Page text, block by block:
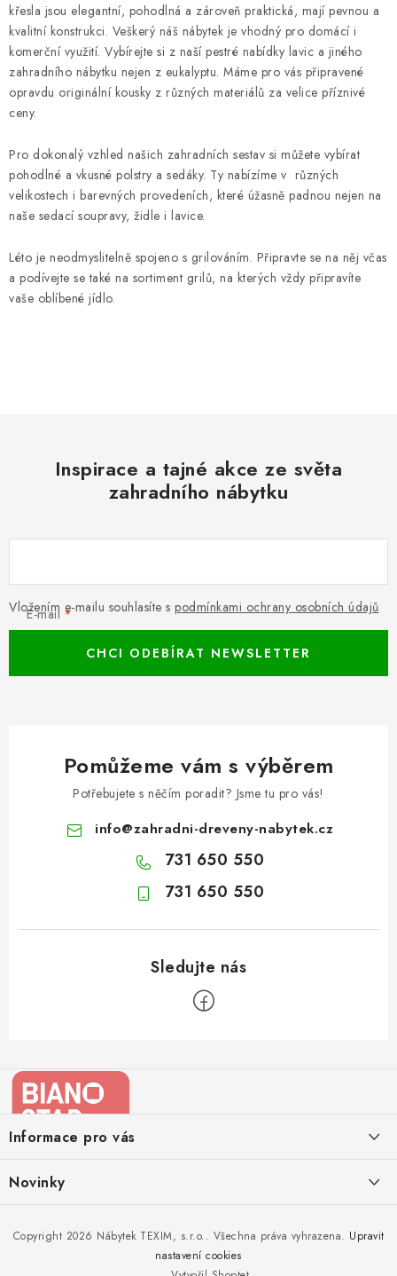
křesla jsou elegantní, pohodlná a zároveň praktická, mají pevnou a
kvalitní konstrukci. Veškerý náš nábytek je vhodný pro domácí i
komerční využití. Vybírejte si z naší pestré nabídky lavic a jiného
zahradního nábytku nejen z eukalyptu. Máme pro vás připravené
opravdu originální kousky z různých materiálů za velice příznivé
ceny.
Pro dokonalý vzhled našich zahradních sestav si můžete vybírat
pohodlné a vkusné polstry a sedáky. Ty nabízíme v různých
velikostech i barevných provedeních, které úžasně padnou nejen na
naše sedací soupravy, židle i lavice.
Léto je neodmyslitelně spojeno s grilováním. Připravte se na něj včas
a podívejte se také na sortiment grilů, na kterých vždy připravíte
vaše oblíbené jídlo.
Inspirace a tajné akce ze světa
zahradního nábytku
E-mail
Vložením e-mailu souhlasíte s podmínkami ochrany osobních údajů
CHCI ODEBÍRAT NEWSLETTER
Pomůžeme vám s výběrem
Potřebujete s něčím poradit? Jsme tu pro vás!
info@zahradni-dreveny-nabytek.cz
731 650 550
731 650 550
aInformace pro vás
Kontakty
Doprava nábytku k Vám
Novinky
to!
Copyright 2026 Nábytek TEXIM, s.r.o.. Všechna práva vyhrazena. Upravit
nastavení cookies